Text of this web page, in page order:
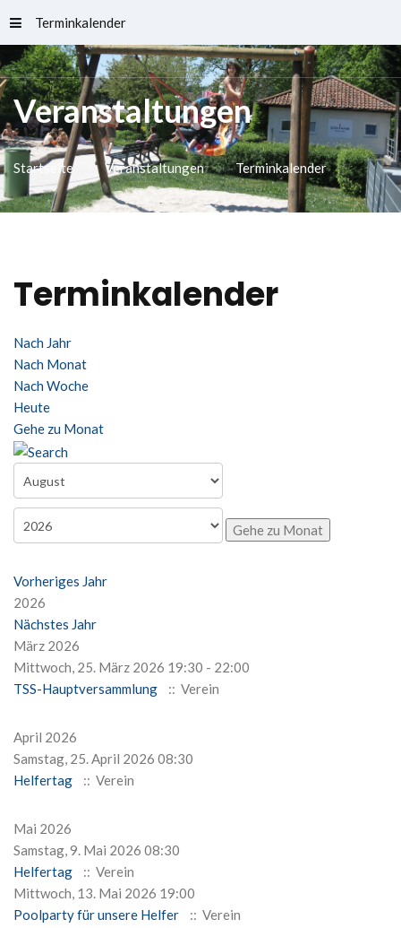
Terminkalender
Veranstaltungen
Startseite Veranstaltungen Terminkalender
Terminkalender
Nach Jahr
Nach Monat
Nach Woche
Heute
Gehe zu Monat
Gehe zu Monat
Vorheriges Jahr
2026
Nächstes Jahr
März 2026
Mittwoch, 25. März 2026 19:30 - 22:00
TSS-Hauptversammlung
:: Verein
April 2026
Samstag, 25. April 2026 08:30
Helfertag
:: Verein
Mai 2026
Samstag, 9. Mai 2026 08:30
Helfertag
:: Verein
Mittwoch, 13. Mai 2026 19:00
Poolparty für unsere Helfer
:: Verein